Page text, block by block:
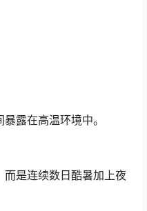
露在高温环境中。
是连续数日酷暑加上夜